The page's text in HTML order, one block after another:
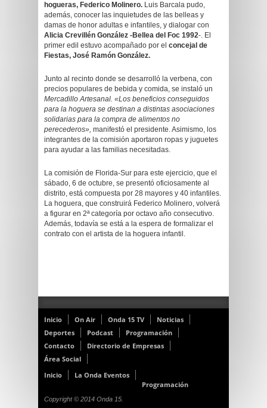
hogueras, Federico Molinero. Luis Barcala pudo,
además, conocer las inquietudes de las belleas y
damas de honor adultas e infantiles, y dialogar con
Alicia Crevillén González -Bellea del Foc 1992-. El
primer edil estuvo acompañado por el concejal de
Fiestas, José Ramón González.
Junto al recinto donde se desarrolló la verbena, con
precios populares de bebida y comida, se instaló un
Mercadillo Artesanal. «Los beneficios conseguidos
para la hoguera se destinan a distintas asociaciones
solidarias para la compra de alimentos no
perecederos», manifestó el presidente. Asimismo, los
integrantes de la comisión aportaron ropas y juguetes
para ayudar a las familias necesitadas.
La comisión de Florida-Sur para este ejercicio, que el
sábado, 6 de octubre, se presentó oficiosamente al
distrito, está compuesta por 28 mayores y 40 infantiles.
La hoguera, que construirá Federico Molinero, volverá
a figurar en 2ª categoría por octavo año consecutivo.
Además, todavía se está a la espera de formalizar el
contrato con el artista de la hoguera infantil.
Inicio On Air Onda 15 TV
Noticias
Deportes
Podcast
Programación
Contacto
Directorio de Empresas
Área Social
Inicio
La Onda Eventos
Programación
Copyright © 2014 Onda 15.